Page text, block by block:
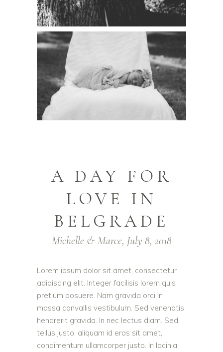
A DAY FOR
LOVE IN
BELGRADE
Michelle & Marce, July 8, 2018
Lorem ipsum dolor sit amet, consectetur
adipiscing elit. Integer facilisis lorem quis
pretium posuere. Nam gravida orci in
massa convallis vestibulum. Sed venenatis
hendrerit gravida. In nec lectus diam. Sed
tellus justo, aliquam id eros sit amet,
condimentum ullamcorper justo. In lacinia,